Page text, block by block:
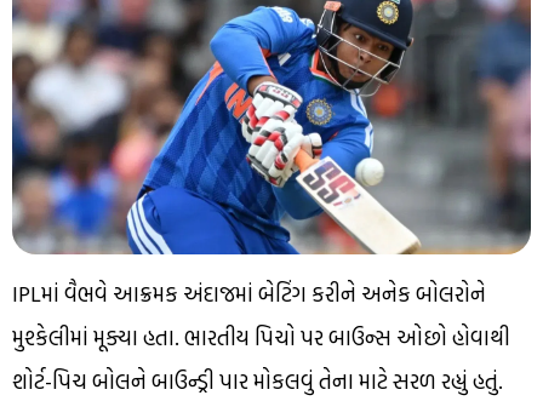
IPLમાં વૈભવે આક્રમક અંદાજમાં બેટિંગ કરીને અનેક બોલરોને
મુશ્કેલીમાં મૂક્યા હતા. ભારતીય પિચો પર બાઉન્સ ઓછો હોવાથી
શોર્ટ-પિચ બોલને બાઉન્ડ્રી પાર મોકલવું તેના માટે સરળ રહ્યું હતું.